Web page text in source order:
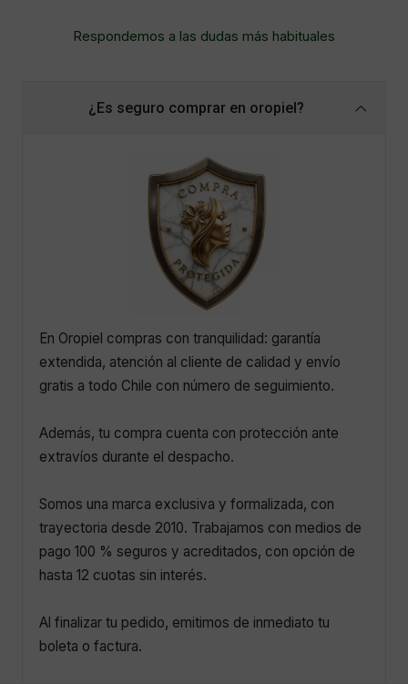
Respondemos a las dudas más habituales
¿Es seguro comprar en oropiel?
En Oropiel compras con tranquilidad: garantía
extendida, atención al cliente de calidad y envío
gratis a todo Chile con número de seguimiento.
Además, tu compra cuenta con protección ante
extravíos durante el despacho.
Somos una marca exclusiva y formalizada, con
trayectoria desde 2010. Trabajamos con medios de
pago 100 % seguros y acreditados, con opción de
hasta 12 cuotas sin interés.
Al finalizar tu pedido, emitimos de inmediato tu
boleta o factura.